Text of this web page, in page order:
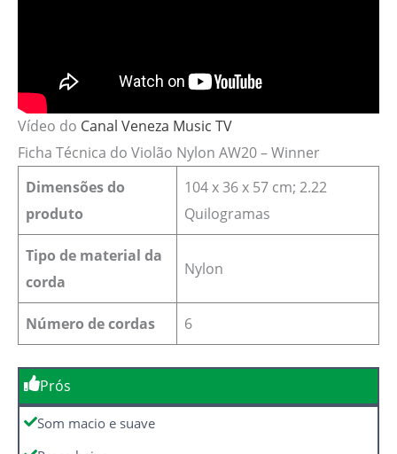
Vídeo do Canal Veneza Music TV
Ficha Técnica do Violão Nylon AW20 – Winner
Dimensões do
produto
‎104 x 36 x 57 cm; 2.22
Quilogramas
Tipo de material da
corda
Nylon
Número de cordas 6
Prós
Som macio e suave